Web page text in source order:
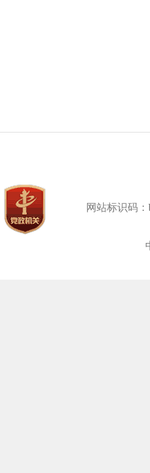
网站标识码